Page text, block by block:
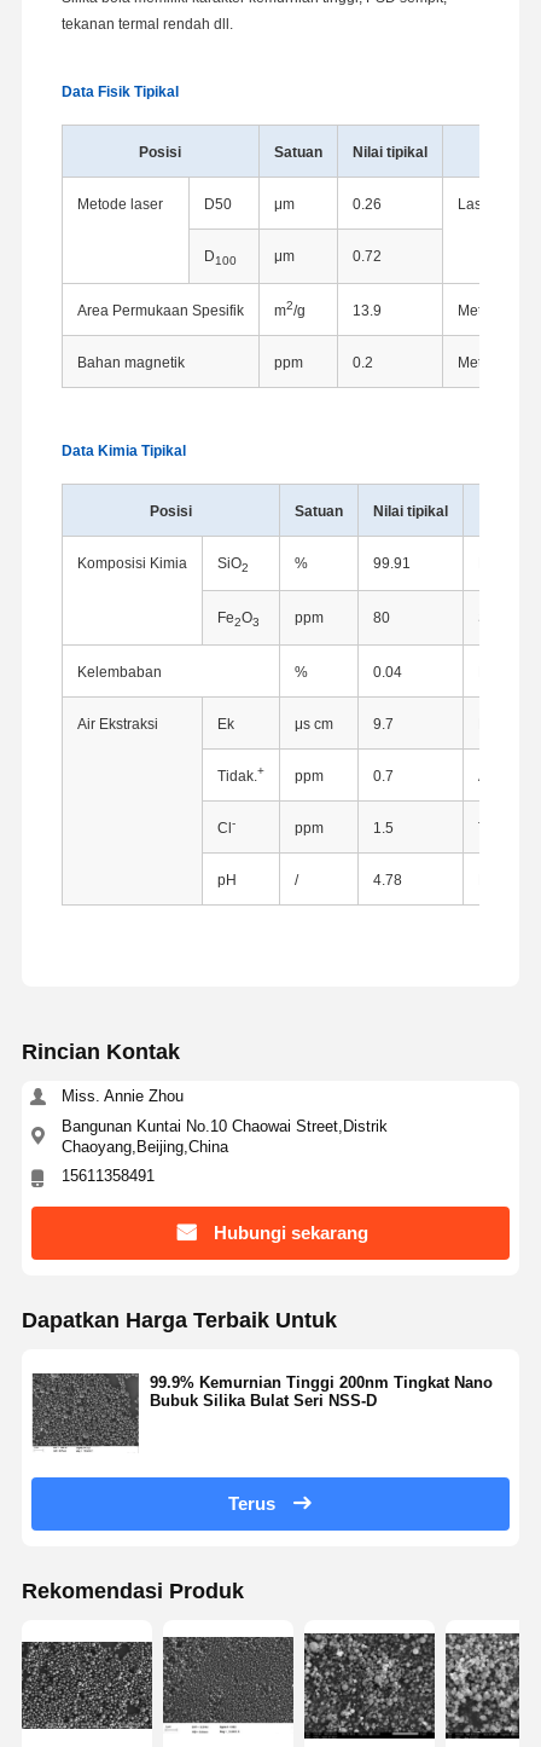
Rumah Produk Tentang Kita
Kualitas
Kami
Request
Suatu
Mikrosfer Silika Monodisperse
Mikrosfer Silika Berongga
Kosmetik Mikrosfer Silika
Bubuk Silika Menyatu
Bubuk Nano Silika
tekanan termal rendah dll.
Data Fisik Tipikal
Posisi Satuan Nilai tipikal
Metode laser D50 μm 0.26 Laser
D100 μm 0.72
Area Permukaan Spesifik m2/g 13.9 Metode
Bahan magnetik ppm 0.2 Metode
Data Kimia Tipikal
Posisi Satuan Nilai tipikal
Komposisi Kimia SiO2 % 99.91
Fe2O3 ppm 80
Kelembaban % 0.04
Air Ekstraksi Ek μs cm 9.7
Tidak. + ppm 0.7 AAS
Cl- ppm 1.5 Titrator
pH / 4.78
Rincian Kontak
Miss. Annie Zhou
Bangunan Kuntai No.10 Chaowai Street,Distrik
Chaoyang,Beijing,China
15611358491
Hubungi sekarang
Dapatkan Harga Terbaik Untuk
99.9% Kemurnian Tinggi 200nm Tingkat Nano
Bubuk Silika Bulat Seri NSS-D
Terus
Rekomendasi Produk